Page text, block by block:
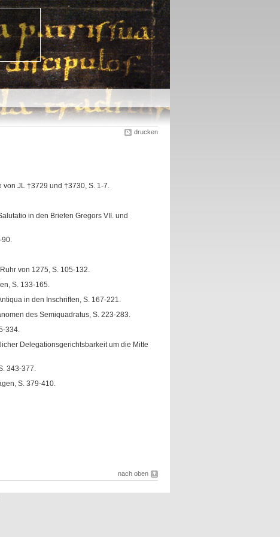
drucken
JL †3729 und †3730, S. 1-7.
in den Briefen Gregors VII. und
90.
von 1275, S. 105-132.
S. 133-165.
in den Inschriften, S. 167-221.
des Semiquadratus, S. 223-283.
334.
Delegationsgerichtsbarkeit um die Mitte
343-377.
S. 379-410.
nach oben